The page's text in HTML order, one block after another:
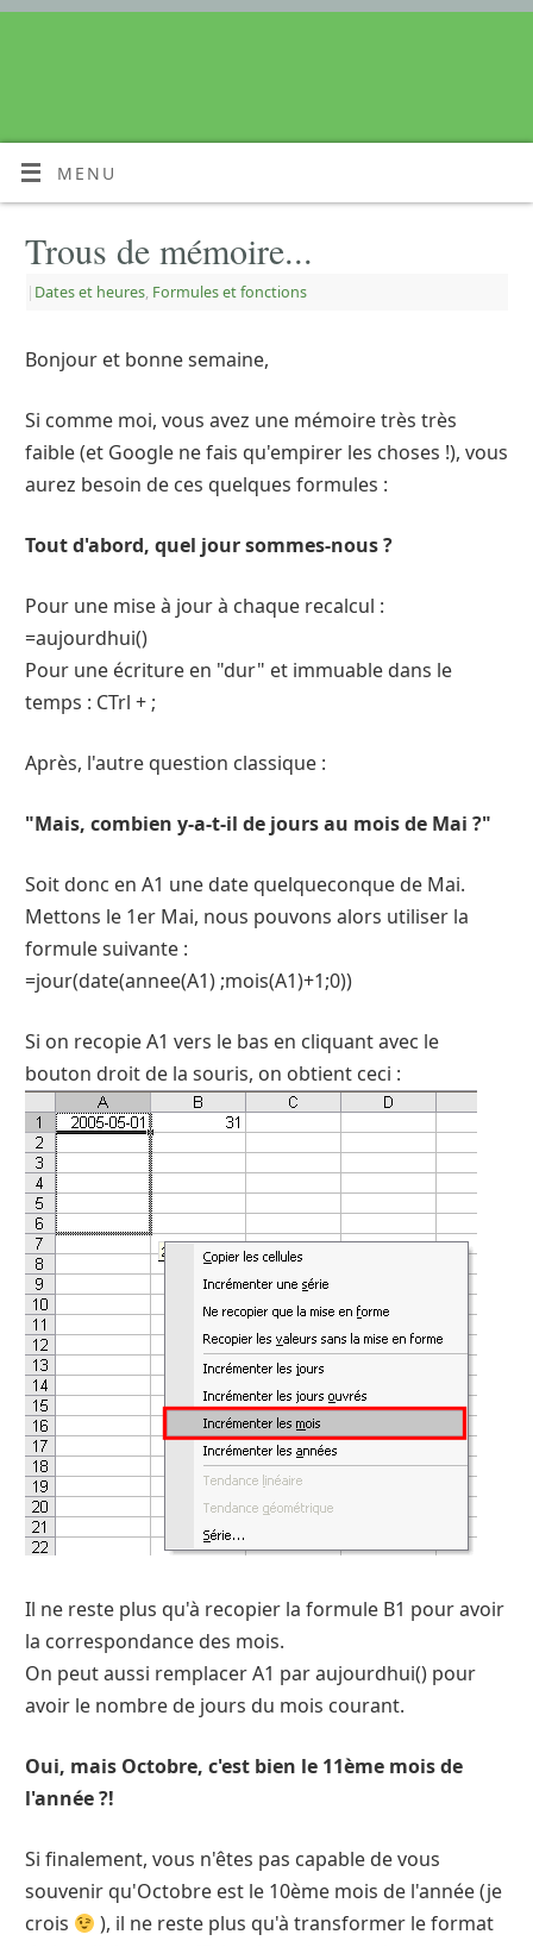
MENU
Trous de mémoire...
| Dates et heures, Formules et fonctions
Bonjour et bonne semaine,
Si comme moi, vous avez une mémoire très très
faible (et Google ne fais qu'empirer les choses !), vous
aurez besoin de ces quelques formules :
Tout d'abord, quel jour sommes-nous ?
Pour une mise à jour à chaque recalcul :
=aujourdhui()
Pour une écriture en "dur" et immuable dans le
temps : CTrl + ;
Après, l'autre question classique :
"Mais, combien y-a-t-il de jours au mois de Mai ?"
Soit donc en A1 une date quelqueconque de Mai.
Mettons le 1er Mai, nous pouvons alors utiliser la
formule suivante :
=jour(date(annee(A1) ;mois(A1)+1;0))
Si on recopie A1 vers le bas en cliquant avec le
bouton droit de la souris, on obtient ceci :
Il ne reste plus qu'à recopier la formule B1 pour avoir
la correspondance des mois.
On peut aussi remplacer A1 par aujourdhui() pour
avoir le nombre de jours du mois courant.
Oui, mais Octobre, c'est bien le 11ème mois de
l'année ?!
Si finalement, vous n'êtes pas capable de vous
souvenir qu'Octobre est le 10ème mois de l'année (je
crois
), il ne reste plus qu'à transformer le format